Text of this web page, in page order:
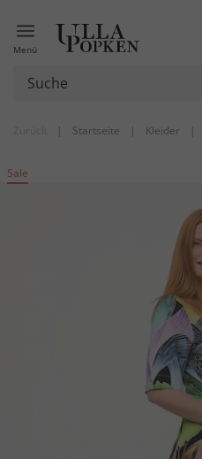
Menü
| Startseite | Kleider |
Sale